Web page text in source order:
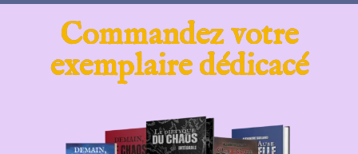
Commandez votre
exemplaire dédicacé